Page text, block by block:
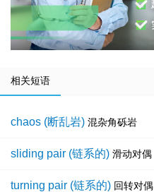
相关短语
chaos (断乱岩) 混杂角砾岩
sliding pair (链系的) 滑动对偶
turning pair (链系的) 回转对偶